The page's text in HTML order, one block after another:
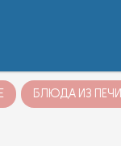
БЛЮДА ИЗ ПЕЧИ